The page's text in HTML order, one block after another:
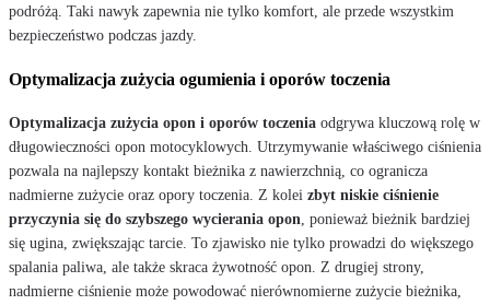
podróżą. Taki nawyk zapewnia nie tylko komfort, ale przede wszystkim
bezpieczeństwo podczas jazdy.
Optymalizacja zużycia ogumienia i oporów toczenia
Optymalizacja zużycia opon i oporów toczenia odgrywa kluczową rolę w
długowieczności opon motocyklowych. Utrzymywanie właściwego ciśnienia
pozwala na najlepszy kontakt bieżnika z nawierzchnią, co ogranicza
nadmierne zużycie oraz opory toczenia. Z kolei zbyt niskie ciśnienie
przyczynia się do szybszego wycierania opon , ponieważ bieżnik bardziej
się ugina, zwiększając tarcie. To zjawisko nie tylko prowadzi do większego
spalania paliwa, ale także skraca żywotność opon. Z drugiej strony,
nadmierne ciśnienie może powodować nierównomierne zużycie bieżnika,